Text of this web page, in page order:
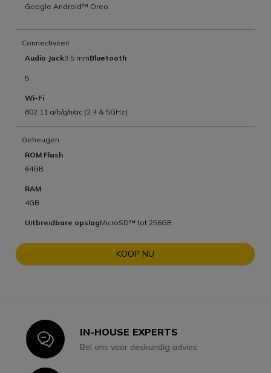
Google Android™ Oreo
Connectiviteit
Audio Jack3.5 mmBluetooth
5
Wi-Fi
802.11 a/b/g/n/ac (2.4 & 5GHz)
Geheugen
ROM Flash
64GB
RAM
4GB
Uitbreidbare opslagMicroSD™ tot 256GB
KOOP NU
IconIN-HOUSE EXPERTS
Bel ons voor deskundig advies